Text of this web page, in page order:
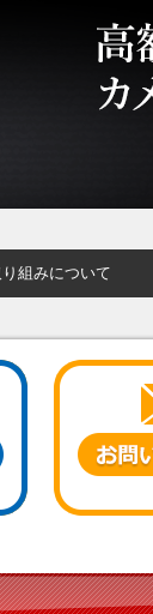
組みについて